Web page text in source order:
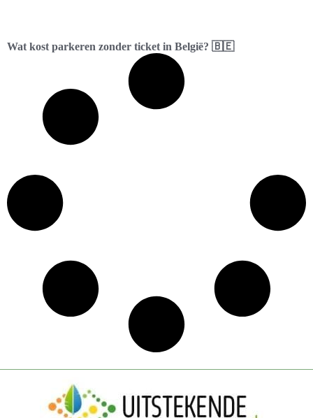
Wat kost parkeren zonder ticket in België? 🇧🇪